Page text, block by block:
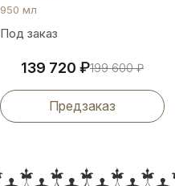
950 мл
Под заказ
139 720 ₽199 600₽
Предзаказ